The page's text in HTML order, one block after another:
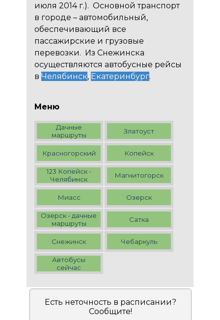
июля 2014 г.). Основной транспорт
в городе – автомобильный,
обеспечивающий все
пассажирские и грузовые
перевозки. Из Снежинска
осуществляются автобусные рейсы
вЧелябинск, Екатеринбург.
Меню
Дачные
маршруты
Златоуст
Красногорский Копейск
123 Копейск -
Челябинск
Магнитогорск
Миасс Озерск
Озерск - дачные
маршруты
Сатка
Снежинск Чебаркуль
Автобусы
сейчас
Есть неточность в расписании?
Сообщите!